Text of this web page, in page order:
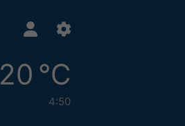
20 °C
4:50